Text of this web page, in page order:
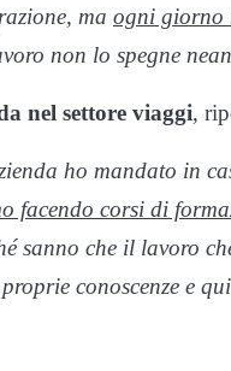
ma ogni giorno
non lo spegne
nel settore viaggi,
ho mandato in
facendo corsi di
sanno che il lavoro
conoscenze e